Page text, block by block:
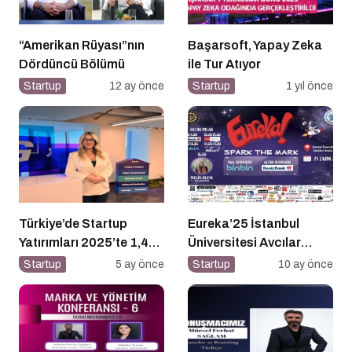
“Amerikan Rüyası”nın
Dördüncü Bölümü
Startup 12 ay önce
Başarsoft, Yapay Zeka
ile Tur Atıyor
Startup 1 yıl önce
Türkiye’de Startup
Yatırımları 2025’te 1,4
Milyar Dolara Ulaştı
Startup 5 ay önce
Eureka’25 İstanbul
Üniversitesi Avcılar
Kampüsü İşletme
Startup 10 ay önce